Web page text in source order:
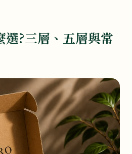
選?三層、五層與常